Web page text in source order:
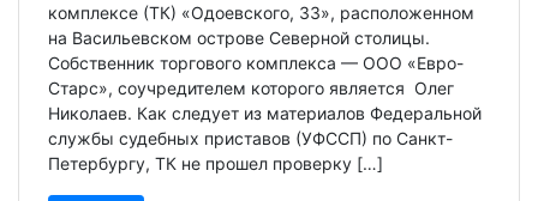
комплексе (ТК) «Одоевского, 33», расположенном
на Васильевском острове Северной столицы.
Собственник торгового комплекса — ООО «Евро-
Старс», соучредителем которого является Олег
Николаев. Как следует из материалов Федеральной
службы судебных приставов (УФССП) по Санкт-
Петербургу, ТК не прошел проверку […]